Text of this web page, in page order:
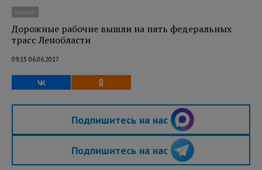
Социум
Дорожные рабочие вышли на пять федеральных
трасс Ленобласти
09:15 06.06.2017
Подпишитесь на нас
Подпишитесь на нас